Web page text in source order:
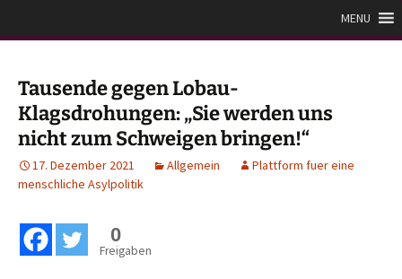
Inhaltmenschliche Asylpolitik
MENU
Tausende gegen Lobau-
Klagsdrohungen: „Sie werden uns
nicht zum Schweigen bringen!“
17. Dezember 2021 Allgemein
Plattform fuer eine
menschliche Asylpolitik
0
Freigaben